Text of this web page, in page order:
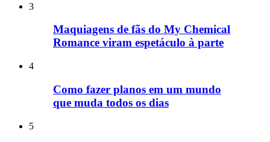
3
Maquiagens de fãs do My Chemical
Romance viram espetáculo à parte
4
Como fazer planos em um mundo
que muda todos os dias
5